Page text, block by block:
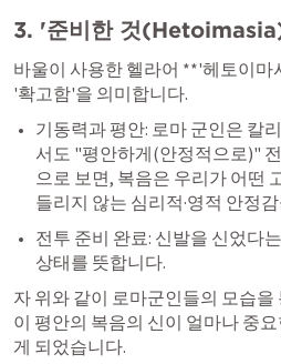
3. '준비한 것
바울이 사용한 헬라어 **'헤토이
'확고함'을 의미합니다.
기동력과 평안: 로마 군인은 칼
서도 "평안하게(안정적으로)"
으로 보면, 복음은 우리가 어떤
들리지 않는 심리적·영적 안정
전투 준비 완료: 신발을 신었다
상태를 뜻합니다.
자 위와 같이 로마군인들의 모습을
이 평안의 복음의 신이 얼마나 중
게 되었습니다.